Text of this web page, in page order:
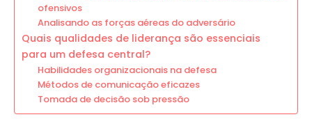
ofensivos
Analisando as forças aéreas do adversário
Quais qualidades de liderança são essenciais
para um defesa central?
Habilidades organizacionais na defesa
Métodos de comunicação eficazes
Tomada de decisão sob pressão